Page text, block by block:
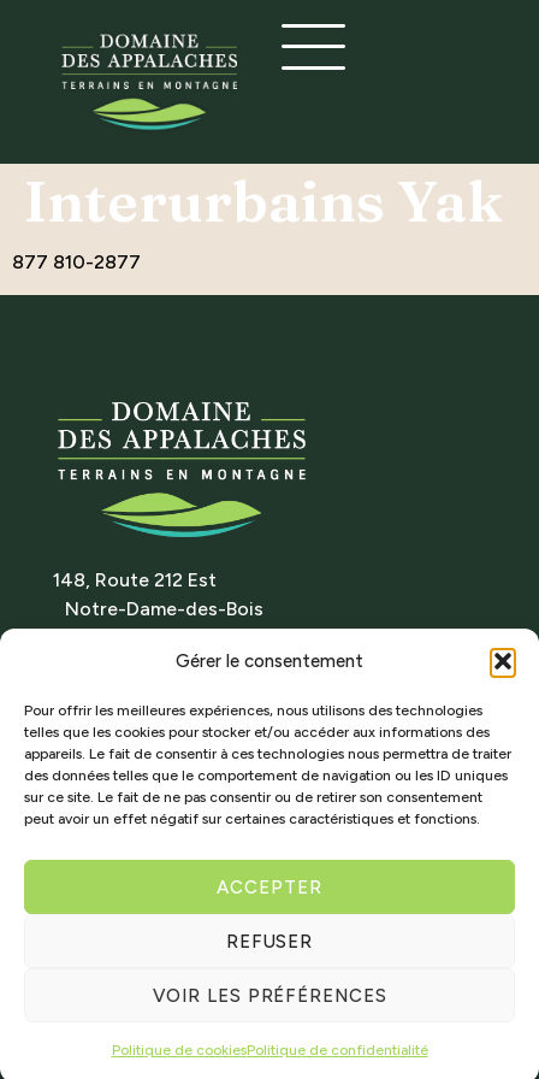
Gérer le consentement
Pour offrir les meilleures expériences, nous utilisons des technologies
telles que les cookies pour stocker et/ou accéder aux informations des
appareils. Le fait de consentir à ces technologies nous permettra de traiter
des données telles que le comportement de navigation ou les ID uniques
sur ce site. Le fait de ne pas consentir ou de retirer son consentement
peut avoir un effet négatif sur certaines caractéristiques et fonctions.
ACCEPTER
REFUSER
VOIR LES PRÉFÉRENCES
Politique de cookiesPolitique de confidentialité
Interurbains Yak
877 810-2877
148, Route 212 Est
Notre-Dame-des-Bois
Tél. : 819 888-2314
info@domainedesappalaches.ca
RBQ : 5868-0901-01
Basta communication|Politique de